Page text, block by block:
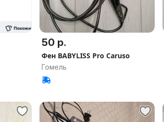
50 р.
Фен BABYLISS Pro Caruso
Гомель